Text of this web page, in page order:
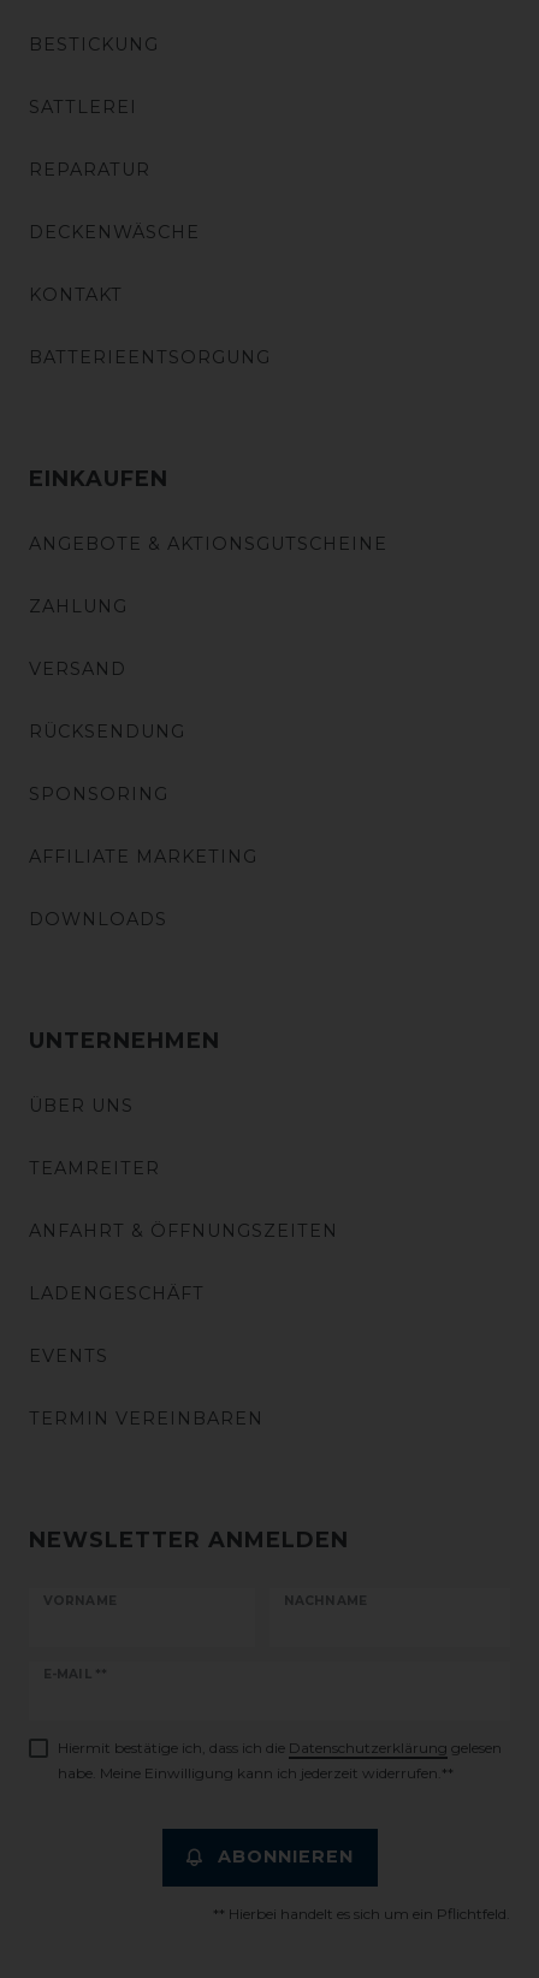
BESTICKUNG
SATTLEREI
REPARATUR
DECKENWÄSCHE
KONTAKT
BATTERIEENTSORGUNG
EINKAUFEN
ANGEBOTE & AKTIONSGUTSCHEINE
ZAHLUNG
VERSAND
RÜCKSENDUNG
SPONSORING
AFFILIATE MARKETING
DOWNLOADS
UNTERNEHMEN
ÜBER UNS
TEAMREITER
ANFAHRT & ÖFFNUNGSZEITEN
LADENGESCHÄFT
EVENTS
TERMIN VEREINBAREN
NEWSLETTER ANMELDEN
VORNAME NACHNAME
E-MAIL **
Newsletter
Hiermit bestätige ich, dass ich die Daten­schutz­erklärung gelesen
habe. Meine Einwilligung kann ich jederzeit widerrufen.**
ABONNIEREN
** Hierbei handelt es sich um ein Pflichtfeld.